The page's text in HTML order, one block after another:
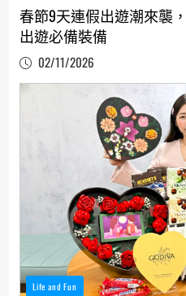
春節9天連假出遊潮來襲
出遊必備裝備
02/11/2026
Life and Fun